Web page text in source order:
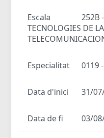
Escala
252B
TECNOLOGIES DE
Especialitat 0119
Data d'inici 31/
Data de fi 03/